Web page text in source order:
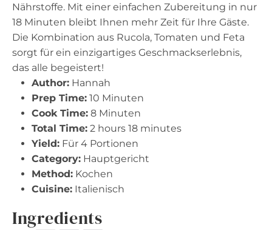
Nährstoffe. Mit einer einfachen Zubereitung in nur
18 Minuten bleibt Ihnen mehr Zeit für Ihre Gäste.
Die Kombination aus Rucola, Tomaten und Feta
sorgt für ein einzigartiges Geschmackserlebnis,
das alle begeistert!
Author: Hannah
Prep Time: 10 Minuten
Cook Time: 8 Minuten
Total Time: 2 hours 18 minutes
Yield: Für 4 Portionen
Category: Hauptgericht
Method: Kochen
Cuisine: Italienisch
Ingredients